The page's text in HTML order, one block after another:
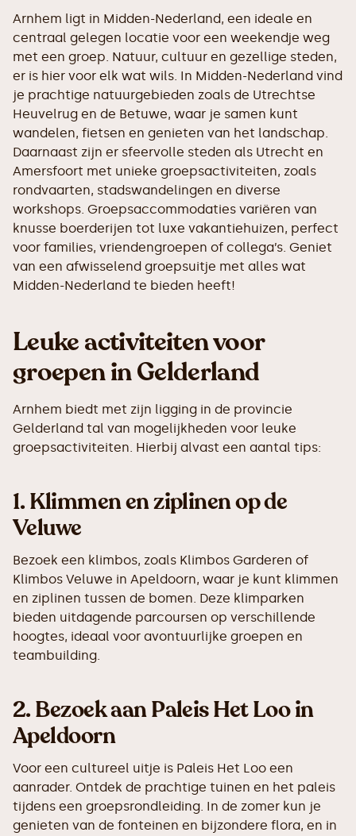
Arnhem ligt in Midden-Nederland, een ideale en
centraal gelegen locatie voor een weekendje weg
met een groep. Natuur, cultuur en gezellige steden,
er is hier voor elk wat wils. In Midden-Nederland vind
je prachtige natuurgebieden zoals de Utrechtse
Heuvelrug en de Betuwe, waar je samen kunt
wandelen, fietsen en genieten van het landschap.
Daarnaast zijn er sfeervolle steden als Utrecht en
Amersfoort met unieke groepsactiviteiten, zoals
rondvaarten, stadswandelingen en diverse
workshops. Groepsaccommodaties variëren van
knusse boerderijen tot luxe vakantiehuizen, perfect
voor families, vriendengroepen of collega’s. Geniet
van een afwisselend groepsuitje met alles wat
Midden-Nederland te bieden heeft!
Leuke activiteiten voor
groepen in Gelderland
Arnhem biedt met zijn ligging in de provincie
Gelderland tal van mogelijkheden voor leuke
groepsactiviteiten. Hierbij alvast een aantal tips:
1.Klimmen en ziplinen op de
Veluwe
Bezoek een klimbos, zoals Klimbos Garderen of
Klimbos Veluwe in Apeldoorn, waar je kunt klimmen
en ziplinen tussen de bomen. Deze klimparken
bieden uitdagende parcoursen op verschillende
hoogtes, ideaal voor avontuurlijke groepen en
teambuilding.
2.Bezoek aan Paleis Het Loo in
Apeldoorn
Voor een cultureel uitje is Paleis Het Loo een
aanrader. Ontdek de prachtige tuinen en het paleis
tijdens een groepsrondleiding. In de zomer kun je
genieten van de fonteinen en bijzondere flora, en in